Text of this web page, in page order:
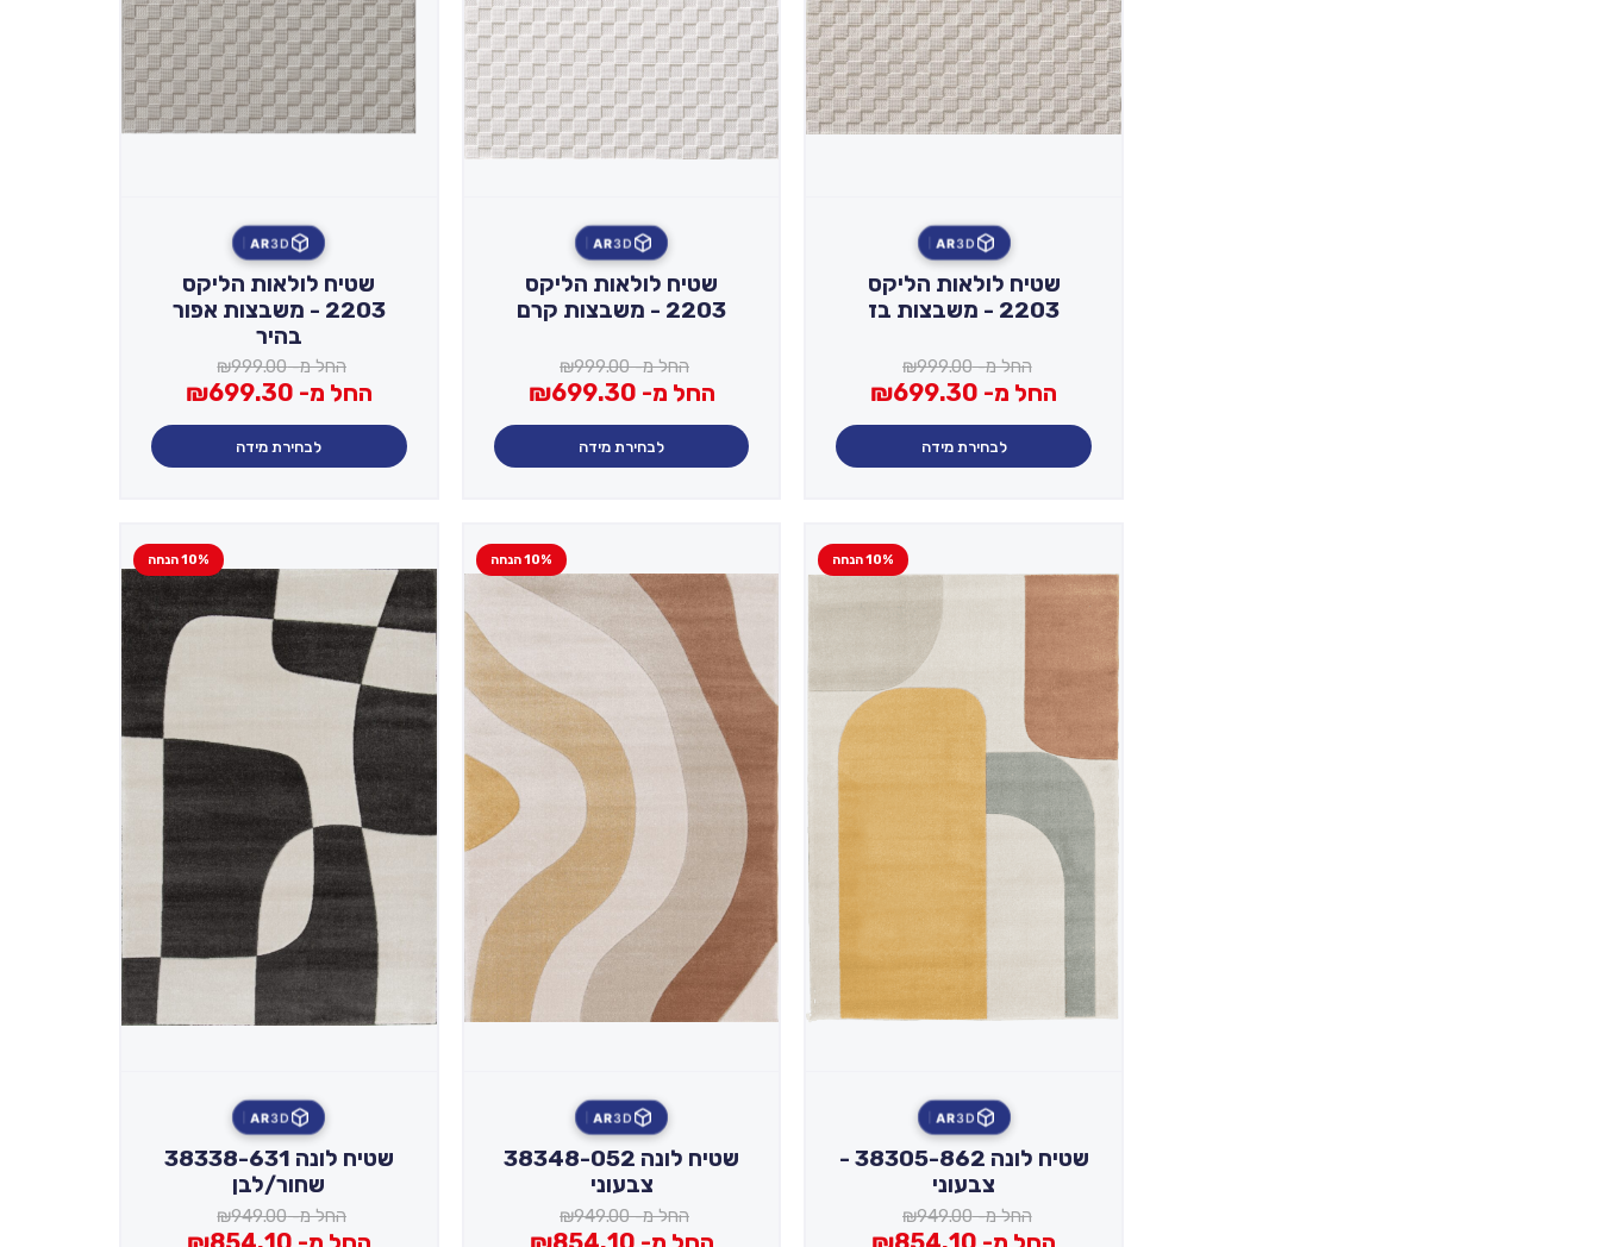
3D
AR
שטיח לולאות הליקס
2203 - משבצות בז
החל מ- ₪999.00
החל מ- ₪699.30
לבחירת מידה
3D
AR
שטיח לולאות הליקס
2203 - משבצות קרם
החל מ- ₪999.00
החל מ- ₪699.30
לבחירת מידה
3D
AR
שטיח לולאות הליקס
2203 - משבצות אפור
בהיר
החל מ- ₪999.00
החל מ- ₪699.30
לבחירת מידה
10% הנחה
3D
AR
שטיח לונה 38305-862 -
צבעוני
החל מ- ₪949.00
10% הנחה
3D
AR
שטיח לונה 38348-052
צבעוני
החל מ- ₪949.00
10% הנחה
3D
AR
שטיח לונה 38338-631
שחור/לבן
החל מ- ₪949.00